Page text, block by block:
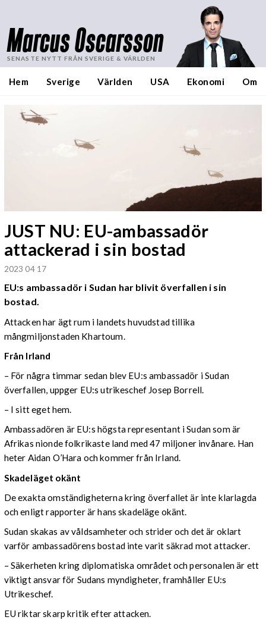
Marcus Oscarsson
SENASTE NYTT FRÅN SVERIGE & VÄRLDEN
Hem Sverige Världen USA Ekonomi Om
JUST NU: EU-ambassadör
attackerad i sin bostad
2023 04 17
EU:s ambassadör i Sudan har blivit överfallen i sin
bostad.
Attacken har ägt rum i landets huvudstad tillika
mångmiljonstaden Khartoum.
Från Irland
– För några timmar sedan blev EU:s ambassadör i Sudan
överfallen, uppger EU:s utrikeschef Josep Borrell.
– I sitt eget hem.
Ambassadören är EU:s högsta representant i Sudan som är
Afrikas nionde folkrikaste land med 47 miljoner invånare. Han
heter Aidan O’Hara och kommer från Irland.
Skadeläget okänt
De exakta omständigheterna kring överfallet är inte klarlagda
och enligt rapporter är hans skadeläge okänt.
Sudan skakas av våldsamheter och strider och det är oklart
varför ambassadörens bostad inte varit säkrad mot attacker.
– Säkerheten kring diplomatiska området och personalen är ett
viktigt ansvar för Sudans myndigheter, framhåller EU:s
Utrikeschef.
EU riktar skarp kritik efter attacken.